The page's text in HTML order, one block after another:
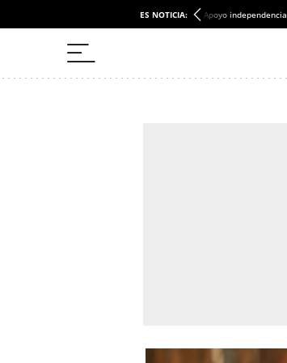
ES NOTICIA: Apoyo independencia